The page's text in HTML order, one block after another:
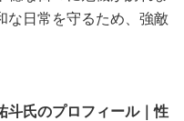
な日常を守るため、強敵
斗氏のプロフィール｜性